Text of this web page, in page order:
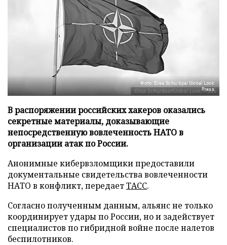
Фото: Elisa Schu/dpa/Global Look
Press
В распоряжении российских хакеров оказались
секретные материалы, доказывающие
непосредственную вовлеченность НАТО в
организации атак по России.
Анонимные кибервзломщики предоставили
документальные свидетельства вовлеченности
НАТО в конфликт, передаетТАСС.
Согласно полученным данным, альянс не только
координирует удары по России, но и задействует
специалистов по гибридной войне после налетов
беспилотников.